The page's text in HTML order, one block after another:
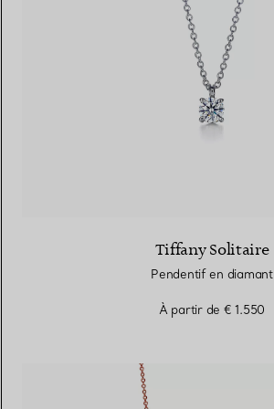
Tiffany Solitaire
Pendentif en diamant
À partir de € 1.550